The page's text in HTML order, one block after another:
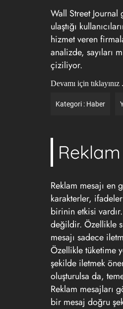
Wall Street
ulaştığı
hizmet veren
analizde, sayıları
çiziliyor.
Devamı için tıklayınız
Kategori : Haber
Reklam mesajı en
karakterler,
birinin etkisi
değildir. Özellikle
mesajı sadece
Özellikle tüketime
şekilde iletmek
oluşturulsa da,
Reklam mesajları
bir mesaj doğru